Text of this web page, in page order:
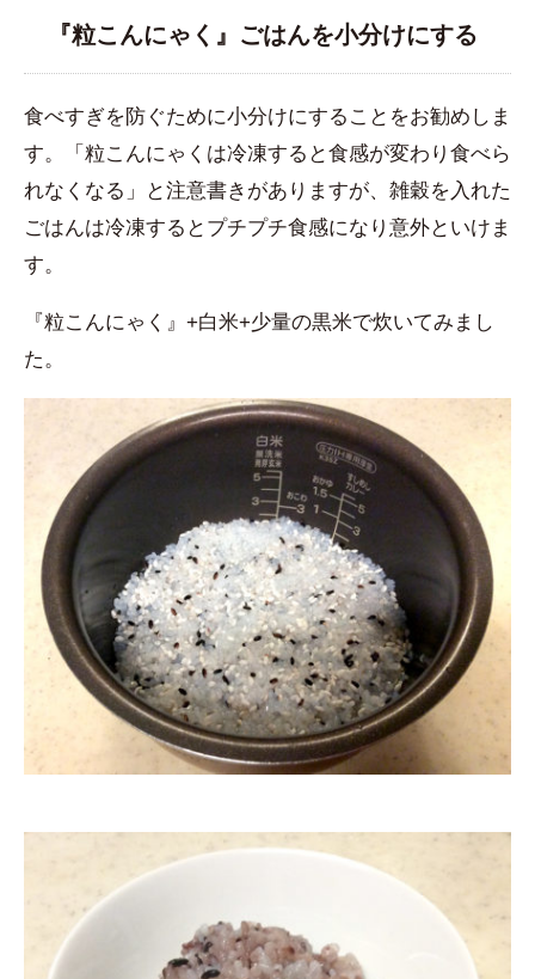
『粒こんにゃく』ごはんを小分けにする
食べすぎを防ぐために小分けにすることをお勧めしま
す。「粒こんにゃくは冷凍すると食感が変わり食べら
れなくなる」と注意書きがありますが、雑穀を入れた
ごはんは冷凍するとプチプチ食感になり意外といけま
す。
『粒こんにゃく』+白米+少量の黒米で炊いてみまし
た。